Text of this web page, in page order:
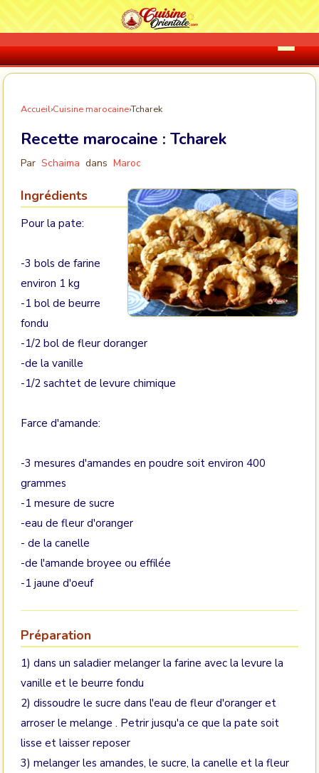
Accueil›Cuisine marocaine›Tcharek
Recette marocaine : Tcharek
Par Schaima dans Maroc
Ingrédients
Pour la pate:
-3 bols de farine
environ 1 kg
-1 bol de beurre
fondu
-1/2 bol de fleur doranger
-de la vanille
-1/2 sachtet de levure chimique
Farce d'amande:
-3 mesures d'amandes en poudre soit environ 400
grammes
-1 mesure de sucre
-eau de fleur d'oranger
- de la canelle
-de l'amande broyee ou effilée
-1 jaune d'oeuf
Préparation
1) dans un saladier melanger la farine avec la levure la
vanille et le beurre fondu
2) dissoudre le sucre dans l'eau de fleur d'oranger et
arroser le melange . Petrir jusqu'a ce que la pate soit
lisse et laisser reposer
3) melanger les amandes, le sucre, la canelle et la fleur